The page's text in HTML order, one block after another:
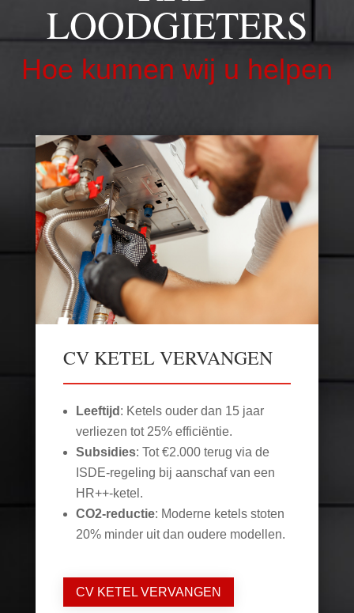
LOODGIETERS
Hoe kunnen wij u helpen
CV KETEL VERVANGEN
Leeftijd : Ketels ouder dan 15 jaar
verliezen tot 25% efficiëntie.
Subsidies: Tot €2.000 terug via de
ISDE-regeling bij aanschaf van een
HR++-ketel.
CO2-reductie: Moderne ketels stoten
20% minder uit dan oudere modellen.
CV KETEL VERVANGEN